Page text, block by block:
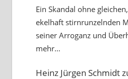
Ein Skandal ohne
ekelhaft stirnrunzelnden
seiner Arroganz und
mehr…
Heinz Jürgen Schmidt